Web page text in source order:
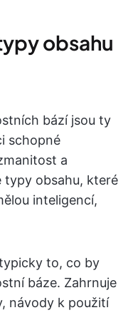
obsahu
bází jsou ty
schopné
a
typy obsahu, které
inteligencí,
to, co by
báze. Zahrnuje
návody k použití